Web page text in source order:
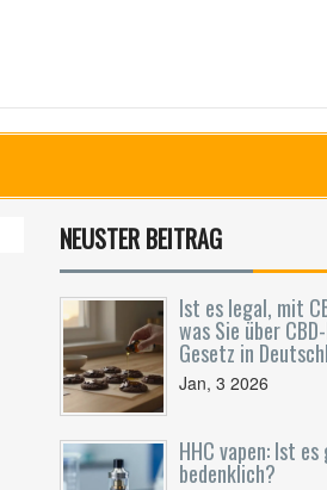
NEUSTER BEITRAG
Ist es legal, mit
was Sie über
Gesetz in
Jan, 3 2026
HHC vapen: Ist
bedenklich?